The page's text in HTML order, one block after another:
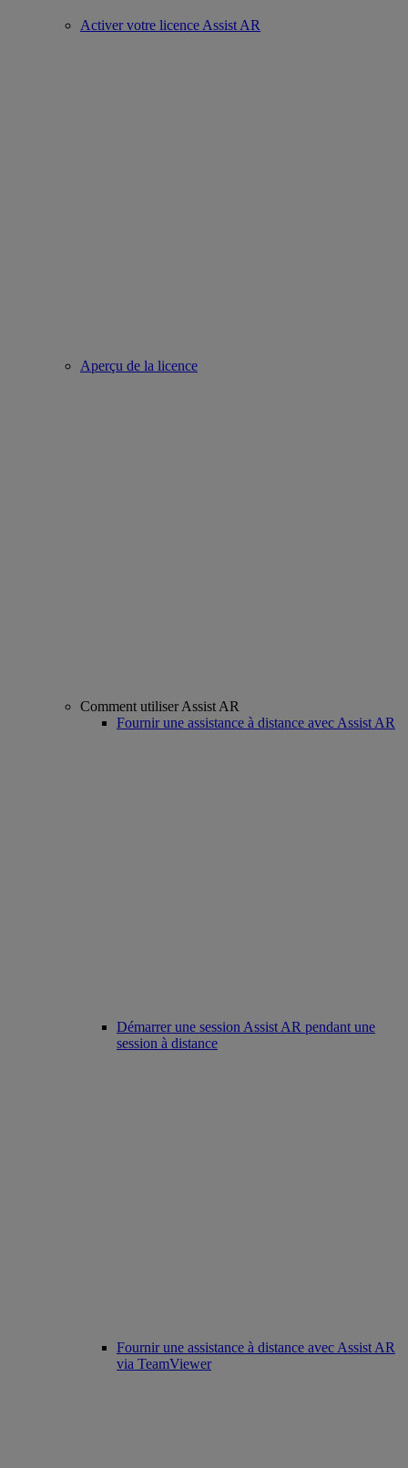
Activer votre licence Assist AR
Aperçu de la licence
Comment utiliser Assist AR
Fournir une assistance à distance avec Assist AR
Démarrer une session Assist AR pendant une
session à distance
Fournir une assistance à distance avec Assist AR
via TeamViewer